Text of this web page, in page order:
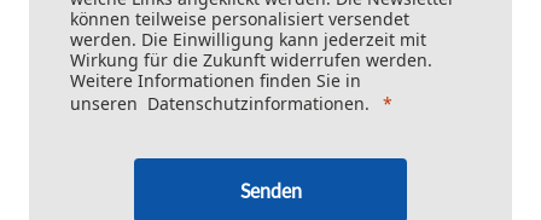
können teilweise personalisiert versendet
werden. Die Einwilligung kann jederzeit mit
Wirkung für die Zukunft widerrufen werden.
Weitere Informationen finden Sie in
unseren Datenschutzinformationen.
Senden